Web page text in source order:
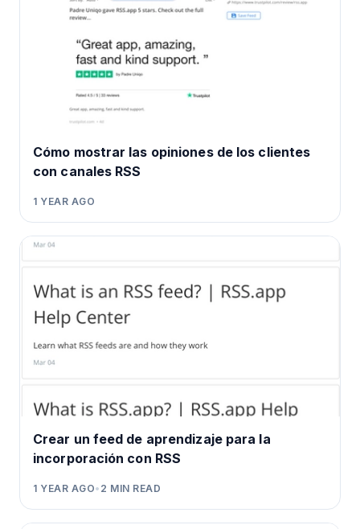
Cómo mostrar las opiniones de los clientes
con canales RSS
1 YEAR AGO
Crear un feed de aprendizaje para la
incorporación con RSS
1 YEAR AGO• 2 MIN READ